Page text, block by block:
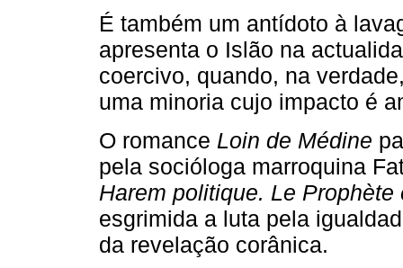
É também um antídoto à
apresenta o Islão na
coercivo, quando, na
uma minoria cujo impacto é
O romance Loin de Médine
pela socióloga marroquina
Harem politique. Le Prophète
esgrimida a luta pela
da revelação corânica.